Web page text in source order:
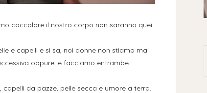
coccolare il nostro corpo non saranno quei
e capelli e si sa, noi donne non stiamo mai
oppure le facciamo entrambe
da pazze, pelle secca e umore a terra.